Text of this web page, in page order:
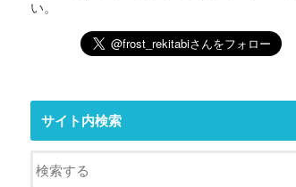
い。
サイト内検索